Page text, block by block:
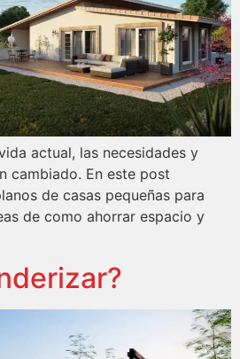
actual, las necesidades y
cambiado. En este post
de casas pequeñas para
de como ahorrar espacio y